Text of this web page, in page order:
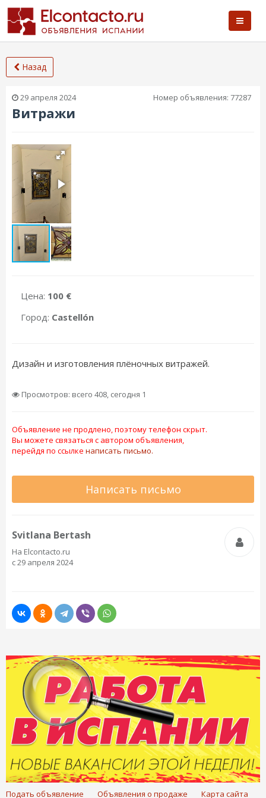
Назад
29 апреля 2024 Номер объявления: 77287
Витражи
Цена: 100 €
Город: Castellón
Дизайн и изготовления плёночных витражей.
Просмотров: всего 408, сегодня 1
Объявление не продлено, поэтому телефон скрыт.
Вы можете связаться с автором объявления,
перейдя по ссылке написать письмо.
Написать письмо
Svitlana Bertash
На Elcontacto.ru
с 29 апреля 2024
Подать объявление Объявления о продаже Карта сайта